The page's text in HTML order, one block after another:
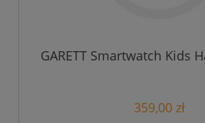
GARETT Smartwatch Kids
359,00 zł